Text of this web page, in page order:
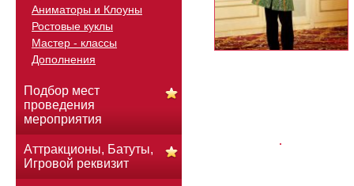
Аниматоры и Клоуны
Ростовые куклы
Мастер - классы
Дополнения
Подбор мест
проведения
мероприятия
Аттракционы, Батуты,
Игровой реквизит